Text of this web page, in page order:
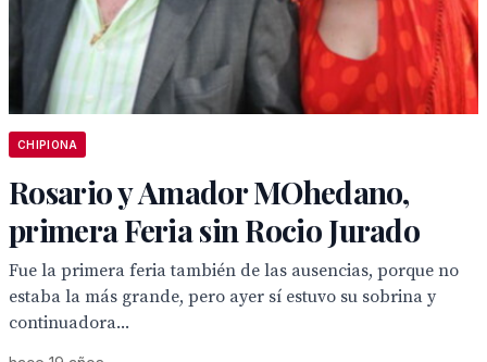
CHIPIONA
Rosario y Amador MOhedano,
primera Feria sin Rocio Jurado
Fue la primera feria también de las ausencias, porque no
estaba la más grande, pero ayer sí estuvo su sobrina y
continuadora...